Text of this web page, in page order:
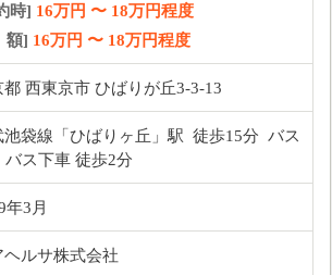
時] 16万円 〜 18万円程度
] 16万円 〜 18万円程度
都 西東京市 ひばりが丘3-3-13
池袋線「ひばりヶ丘」駅 徒歩15分 バス
ス下車 徒歩2分
年3月
ヘルサ株式会社